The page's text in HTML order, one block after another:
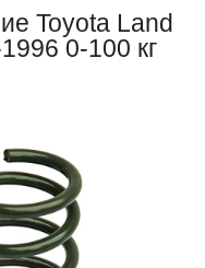
Toyota Land
0-100 кг